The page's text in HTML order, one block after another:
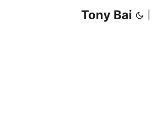
Tony Bai